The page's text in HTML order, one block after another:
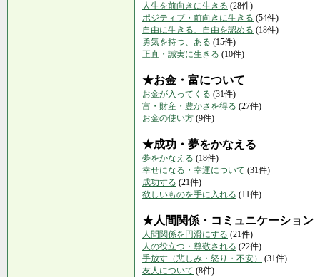
人生を前向きに生きる (28件)
ポジティブ・前向きに生きる (54件)
自由に生きる、自由を認める (18件)
勇気を持つ、ある (15件)
正直・誠実に生きる (10件)
★お金・富について
お金が入ってくる (31件)
富・財産・豊かさを得る (27件)
お金の使い方 (9件)
★成功・夢をかなえる
夢をかなえる (18件)
幸せになる・幸運について (31件)
成功する (21件)
欲しいものを手に入れる (11件)
★人間関係・コミュニケーション
人間関係を円滑にする (21件)
人の役立つ・尊敬される (22件)
手放す（悲しみ・怒り・不安）
(31件)
友人について (8件)